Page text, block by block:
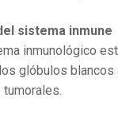
sistema inmune
inmunológico
glóbulos blancos